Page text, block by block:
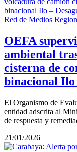
Red de Medios
OEFA
ambiental
cisterna de
binacional Ilo
El Organismo de
entidad adscrita al
de respuesta y
21/01/2026